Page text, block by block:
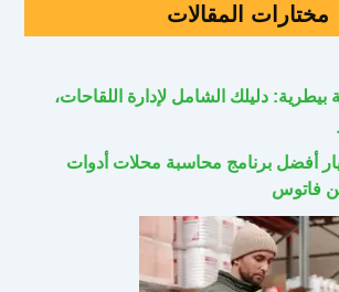
مختارات المقالات
بيطرية: دليلك الشامل لإدارة اللقاحات،
أفضل برنامج محاسبة محلات أدوات
فاتوس